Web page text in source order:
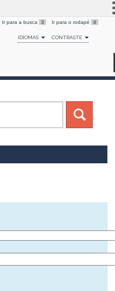
Simplifique!
Comunica BR
Canais
Ir para a busca 3 Ir para o rodapé 4
IDIOMAS CONTRASTE